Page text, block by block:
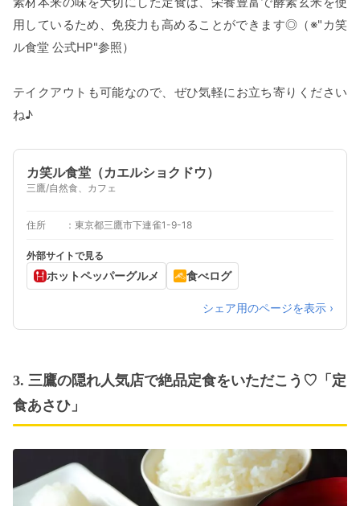
用しているため、免疫力も高めることができます◎（※"カ笑
ル食堂 公式HP"参照）
テイクアウトも可能なので、ぜひ気軽にお立ち寄りください
ね♪
カ笑ル食堂（カエルショクドウ）
三鷹/自然食、カフェ
住所 東京都三鷹市下連雀1-9-18
外部サイトで見る
ホットペッパーグルメ 食べログ
シェア用のページを表示 ›
3. 三鷹の隠れ人気店で絶品定食をいただこう♡「定
食あさひ」